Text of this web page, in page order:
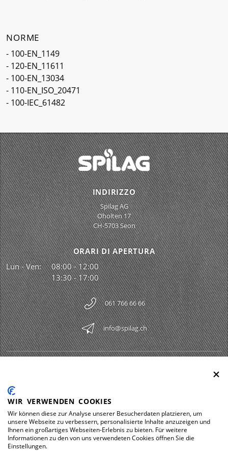
NORME
- 100-EN_1149
- 120-EN_11611
- 100-EN_13034
- 110-EN_ISO_20471
- 100-IEC_61482
INDIRIZZO
Spilag AG
Oholten 17
CH-5703 Seon
ORARI DI APERTURA
Lun - Ven:
08:00 - 12:00
13:30 - 17:00
061 766 66 66
info@spilag.ch
LEGAL
DOWNLOADS
WIR VERWENDEN COOKIES
Wir können diese zur Analyse unserer Besucherdaten platzieren, um
unsere Webseite zu verbessern, personalisierte Inhalte anzuzeigen und
Ihnen ein großartiges Webseiten-Erlebnis zu bieten. Für weitere
Informationen zu den von uns verwendeten Cookies öffnen Sie die
Einstellungen.